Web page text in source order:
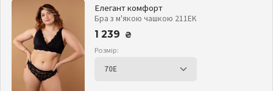
Елегант комфорт
Бра з м'якою чашкою 211EK
1 239
₴
Розмір: